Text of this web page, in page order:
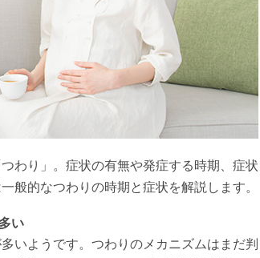
わり」。症状の有無や発症する時期、症状
般的なつわりの時期と症状を解説します。
い
いようです。つわりのメカニズムはまだ判